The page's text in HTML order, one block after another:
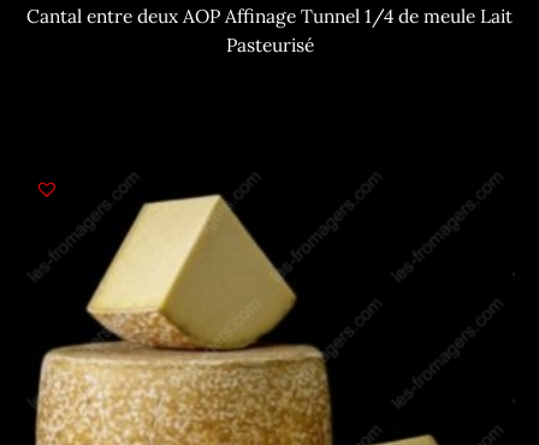
Cantal entre deux AOP Affinage Tunnel 1/4 de meule Lait
Pasteurisé